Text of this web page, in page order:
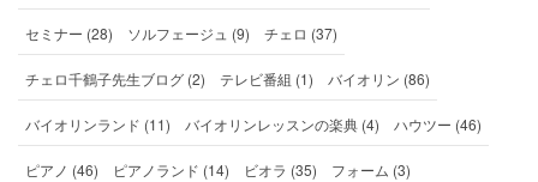
セミナー (28) ソルフェージュ (9) チェロ (37)
チェロ千鶴子先生ブログ (2) テレビ番組 (1) バイオリン (86)
バイオリンランド (11) バイオリンレッスンの楽典 (4) ハウツー (46)
ピアノ (46) ピアノランド (14) ビオラ (35) フォーム (3)